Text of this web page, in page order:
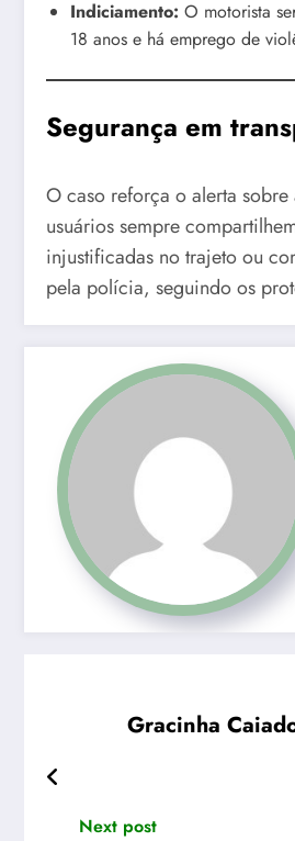
Indiciamento: O motorista
18 anos e há emprego de
Segurança em
O caso reforça o alerta
usuários sempre
injustificadas no trajeto ou
pela polícia, seguindo os
Gracinha
Next post